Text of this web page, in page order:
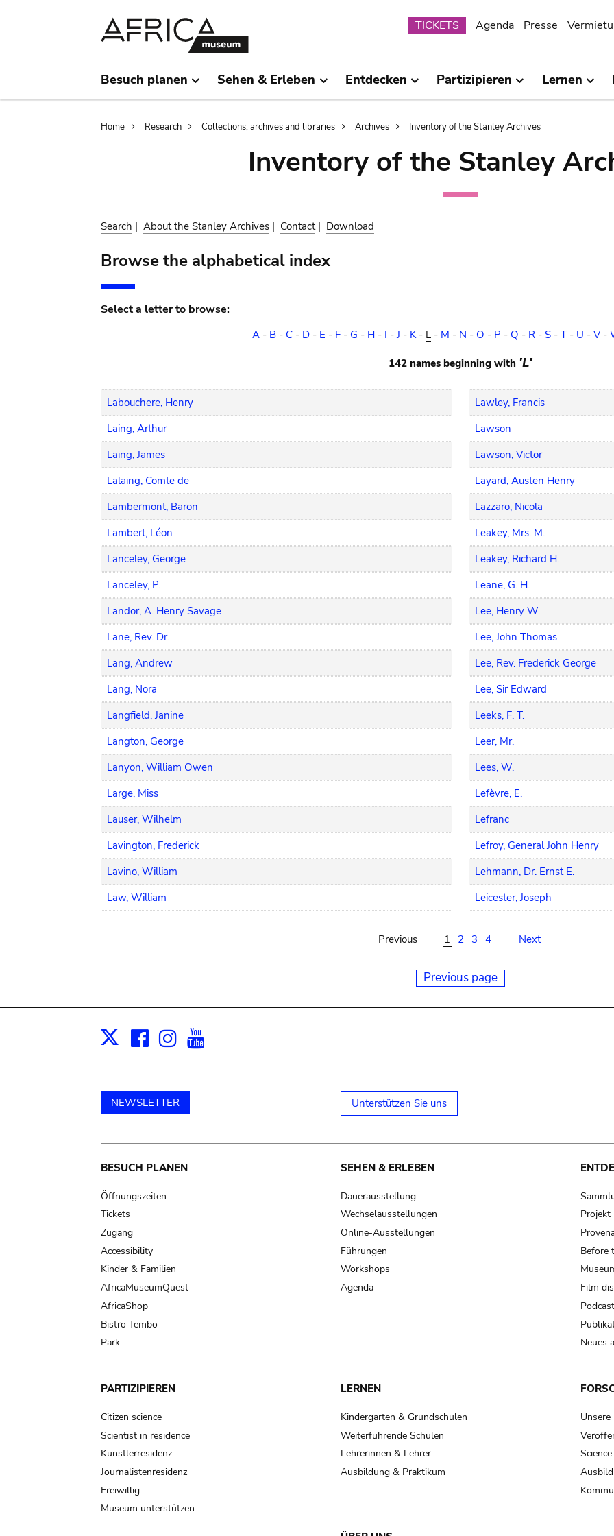
Submenu
TICKETS Agenda Presse
Besuch planen Sehen & Erleben Entdecken Partizipieren Lernen
Breadcrumb
Home Research Collections, archives and libraries Archives Inventory of the Stanley Archives
Inventory of the Stanley
Search | About the Stanley Archives | Contact| Download
Browse the alphabetical index
Select a letter to browse:
A- B- C- D- E - F- G - H- I -J - K- L- M - N - O - P - Q - R- S- T- U - V-
142 names beginning with 'L'
Labouchere, Henry
Laing, Arthur
Laing, James
Lalaing, Comte de
Lambermont, Baron
Lambert, Léon
Lanceley, George
Lanceley, P.
Landor, A. Henry Savage
Lane, Rev. Dr.
Lang, Andrew
Lang, Nora
Langfield, Janine
Langton, George
Lanyon, William Owen
Large, Miss
Lauser, Wilhelm
Lavington, Frederick
Lavino, William
Law, William
Lawley, Francis
Lawson
Lawson, Victor
Layard, Austen Henry
Lazzaro, Nicola
Leakey, Mrs. M.
Leakey, Richard H.
Leane, G. H.
Lee, Henry W.
Lee, John Thomas
Lee, Rev. Frederick George
Lee, Sir Edward
Leeks, F. T.
Leer, Mr.
Lees, W.
Lefèvre, E.
Lefranc
Lefroy, General John Henry
Lehmann, Dr. Ernst E.
Leicester, Joseph
Previous 1 2 3 4 Next
Previous page
X Facebook
Instagram
NEWSLETTER Unterstützen Sie uns
Main
navigation
BESUCH PLANEN
Öffnungszeiten
Tickets
Zugang
Accessibility
Kinder & Familien
AfricaMuseumQuest
AfricaShop
Bistro Tembo
Park
SEHEN & ERLEBEN
Dauerausstellung
Wechselausstellungen
Online-Ausstellungen
Führungen
Workshops
Agenda
Projekt
Before
Film
Neues
PARTIZIPIEREN
Citizen science
Scientist in residence
Künstlerresidenz
Journalistenresidenz
Freiwillig
Museum unterstützen
LERNEN
Kindergarten & Grundschulen
Weiterführende Schulen
Lehrerinnen & Lehrer
Ausbildung & Praktikum